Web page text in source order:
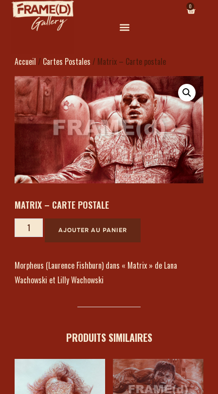
0
Accueil / Cartes Postales / Matrix – Carte postale
MATRIX – CARTE POSTALE
AJOUTER AU PANIER
Morpheus (Laurence Fishburn) dans « Matrix » de Lana
Wachowski et Lilly Wachowski
PRODUITS SIMILAIRES